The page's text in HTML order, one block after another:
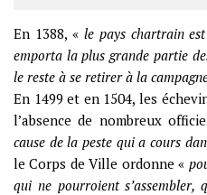
En 1388, « le pays chartrain
emporta la plus grande partie
le reste à se retirer à la
En 1499 et en 1504, les
l’absence de nombreux
cause de la peste qui a cours
le Corps de Ville ordonne «
qui ne pourroient